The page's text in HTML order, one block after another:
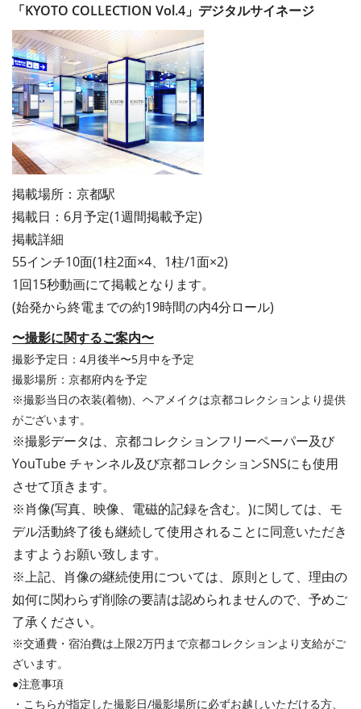
「KYOTO COLLECTION Vol.4」 デジタルサイネージ
掲載場所：京都駅
掲載日：6月予定(1週間掲載予定)
掲載詳細
55インチ10面(1柱2面×4、1柱/1面×2)
1回15秒動画にて掲載となります。
(始発から終電までの約19時間の内4分ロール)
〜撮影に関するご案内〜
撮影予定日：4月後半〜5月中を予定
撮影場所：京都府内を予定
※撮影当日の衣装(着物)、ヘアメイクは京都コレクションより提供
がございます。
※撮影データは、京都コレクションフリーペーパー及び
YouTube チャンネル及び京都コレクションSNSにも使用
させて頂きます。
※肖像(写真、映像、電磁的記録を含む。)に関しては、モ
デル活動終了後も継続して使用されることに同意いただき
ますようお願い致します。
※上記、肖像の継続使用については、原則として、理由の
如何に関わらず削除の要請は認められませんので、予めご
了承ください。
※交通費・宿泊費は上限2万円まで京都コレクションより支給がご
ざいます。
●注意事項
・こちらが指定した撮影日/撮影場所に必ずお越しいただける方、